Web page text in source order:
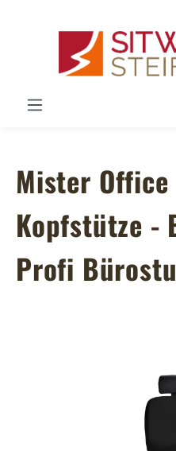
Mister
Kopfstütze -
Profi
Bildergalerie überspringen